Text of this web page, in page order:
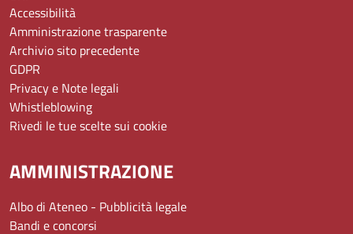
Accessibilità
Amministrazione trasparente
Archivio sito precedente
GDPR
Privacy e Note legali
Whistleblowing
Rivedi le tue scelte sui cookie
AMMINISTRAZIONE
Albo di Ateneo - Pubblicità legale
Bandi e concorsi